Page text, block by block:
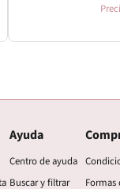
Ayuda
Centro de ayuda
Buscar y filtrar
Formas